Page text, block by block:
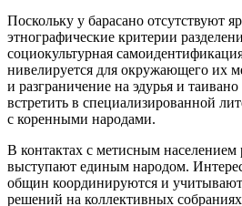
Поскольку у барасано отсутствуют
этнографические критерии
социокультурная
нивелируется для окружающего их
и разграничение на эдурья и
встретить в специализированной
с коренными народами.
В контактах с метисным населением
выступают единым народом.
общин координируются и
решений на коллективных